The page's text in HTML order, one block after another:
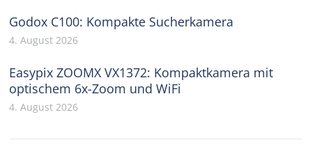
Godox C100: Kompakte Sucherkamera
4. August 2026
Easypix ZOOMX VX1372: Kompaktkamera mit
optischem 6x-Zoom und WiFi
4. August 2026